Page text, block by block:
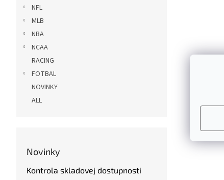
NFL
MLB
NBA
NCAA
RACING
FOTBAL
NOVINKY
ALL
Novinky
Kontrola skladovej dostupnosti